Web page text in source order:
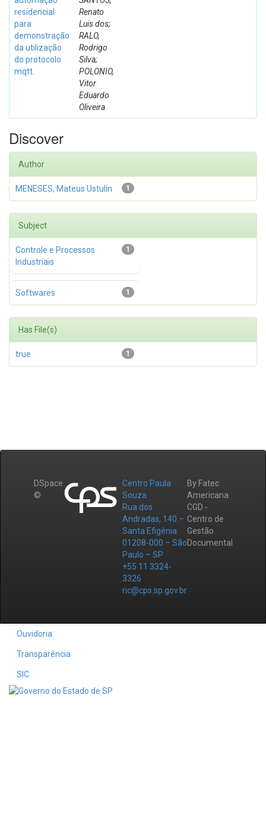
residencial
para
demonstração
da utilização
do protocolo
mqtt.
Renato
Luis dos;
RALO,
Rodrigo
Silva;
POLONIO,
Vitor
Eduardo
Oliveira
Discover
Author
1
MENESES, Mateus Ustulin
Subject
1
Controle e Processos
Industriais
1
Softwares
Has File(s)
1
true
DSpace
©
Centro Paula
Souza
Rua dos
Andradas, 140 –
Santa Efigênia
01208-000 – São
Paulo – SP
+55 11 3324-
3326
ric@cps.sp.gov.br
By Fatec
Americana
CGD -
Centro de
Gestão
Documental
Ouvidoria
Transparência
SIC